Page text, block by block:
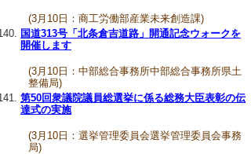
(3月10日：商工労働部産業未来創造課)
国道313号「北条倉吉道路」開通記念ウォークを
開催します
(3月10日：中部総合事務所中部総合事務所県土
整備局)
第50回衆議院議員総選挙に係る総務大臣表彰の伝
達式の実施
(3月10日：選挙管理委員会選挙管理委員会事務
局)